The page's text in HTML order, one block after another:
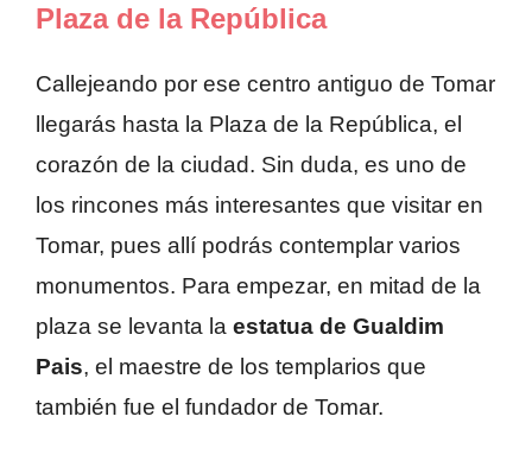
Plaza de la República
Callejeando por ese centro antiguo de Tomar
llegarás hasta la Plaza de la República, el
corazón de la ciudad. Sin duda, es uno de
los rincones más interesantes que visitar en
Tomar, pues allí podrás contemplar varios
monumentos. Para empezar, en mitad de la
plaza se levanta la estatua de Gualdim
Pais, el maestre de los templarios que
también fue el fundador de Tomar.